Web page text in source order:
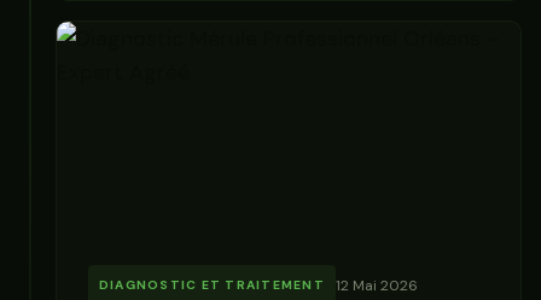
DIAGNOSTIC ET TRAITEMENT 12 Mai 2026